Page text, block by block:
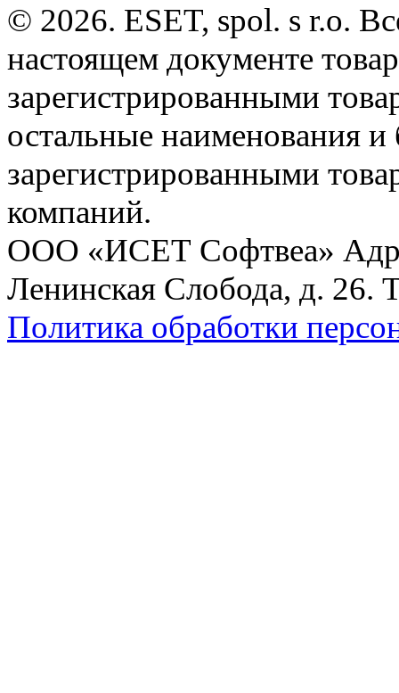
© 2026. ESET, spol. s r.o.
настоящем документе
зарегистрированными
остальные наименования
зарегистрированными
компаний.
ООО «ИСЕТ Софтвеа»
Ленинская Слобода, д. 26.
Политика обработки